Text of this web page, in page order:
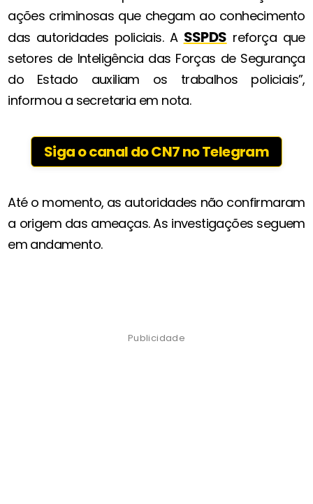
ações criminosas que chegam ao conhecimento
das autoridades policiais. A SSPDS reforça que
setores de Inteligência das Forças de Segurança
do Estado auxiliam os trabalhos policiais”,
informou a secretaria em nota.
Siga o canal do CN7 no Telegram
Até o momento, as autoridades não confirmaram
a origem das ameaças. As investigações seguem
em andamento.
Publicidade